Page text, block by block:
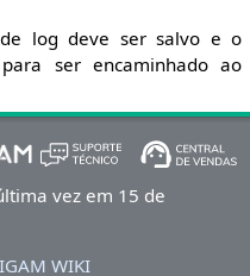
log deve ser salvo e o
ser encaminhado ao
vez em 15 de
WIKI